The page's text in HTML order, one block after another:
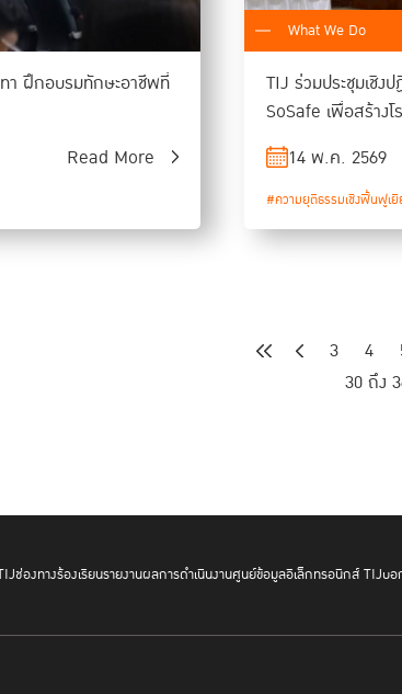
า ฝึกอบรมทักษะอาชีพที่
Read More
What We Do
TIJ ร่วมประชุมเชิง
SoSafe เพื่อสร้าง
14 พ.ค. 2569
#ความยุติธรรมเชิงฟื้นฟูเยี
3 4
30 ถึง
ช่องทางร้องเรียนรายงานผลการดำเนินงานศูนย์ข้อมูลอิเล็กทรอนิกส์ TIJบอ